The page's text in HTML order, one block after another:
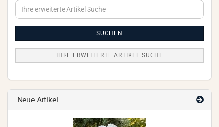
Ihre
erweiterte
SUCHEN
IHRE ERWEITERTE ARTIKEL SUCHE
Neue Artikel